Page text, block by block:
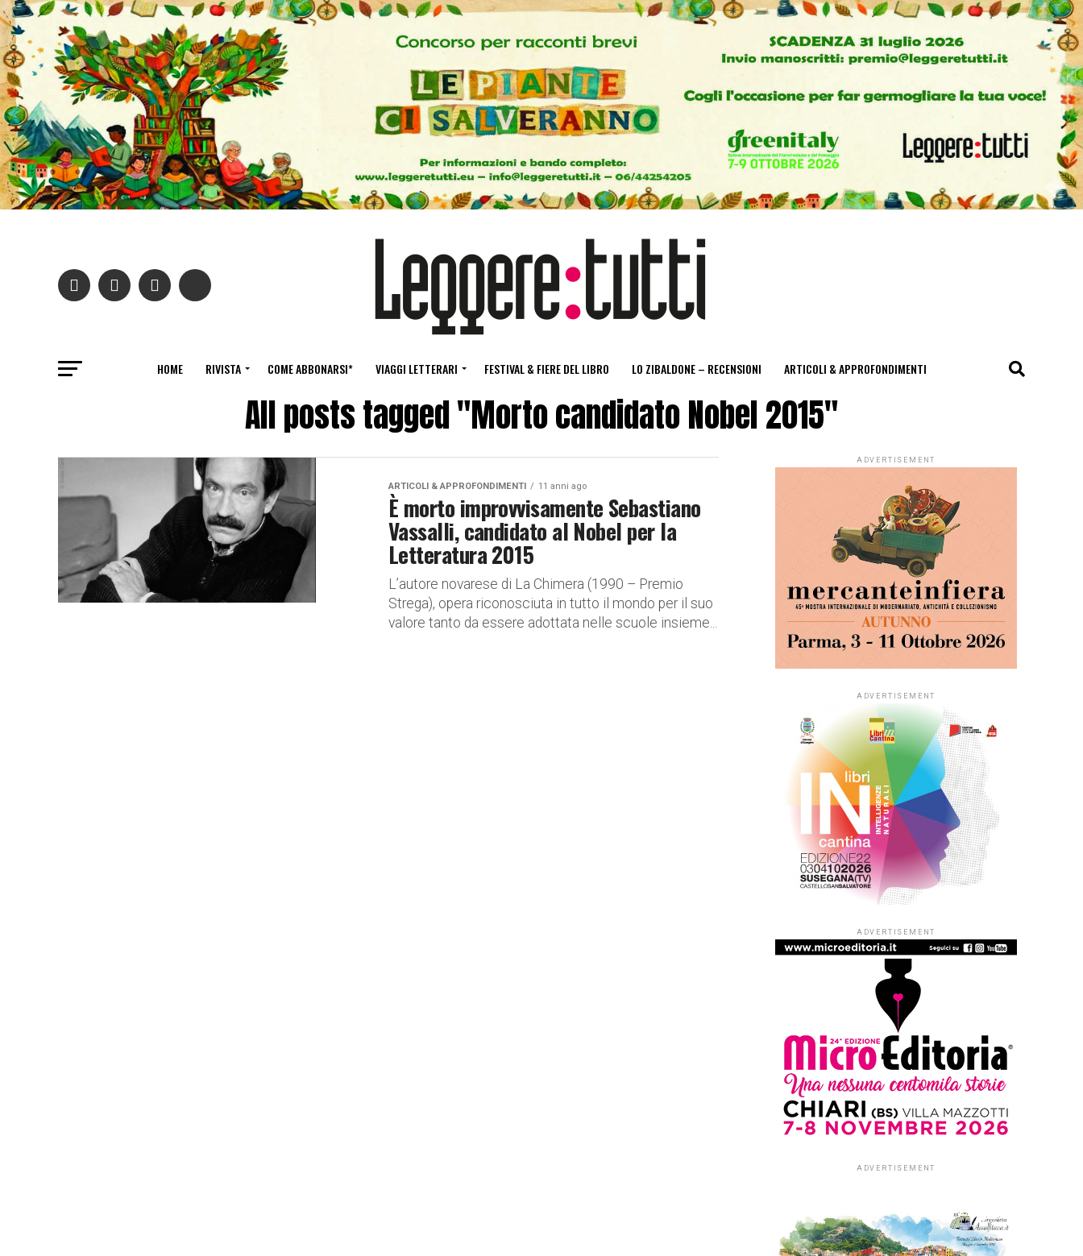
HOME RIVISTA COME ABBONARSI* VIAGGI LETTERARI FESTIVAL & FIERE DEL LIBRO LO ZIBALDONE – RECENSIONI ARTICOLI & APPROFONDIMENTI
All posts tagged "Morto candidato Nobel 2015"
ARTICOLI & APPROFONDIMENTI 11 anni ago
È morto improvvisamente Sebastiano
Vassalli, candidato al Nobel per la
Letteratura 2015
L’autore novarese di La Chimera (1990 – Premio
Strega), opera riconosciuta in tutto il mondo per il suo
valore tanto da essere adottata nelle scuole insieme...
ADVERTISEMENT
ADVERTISEMENT
ADVERTISEMENT
ADVERTISEMENT